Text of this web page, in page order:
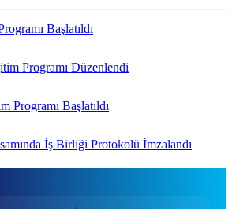
Başlatıldı
Programı Düzenlendi
Programı Başlatıldı
İş Birliği Protokolü İmzalandı